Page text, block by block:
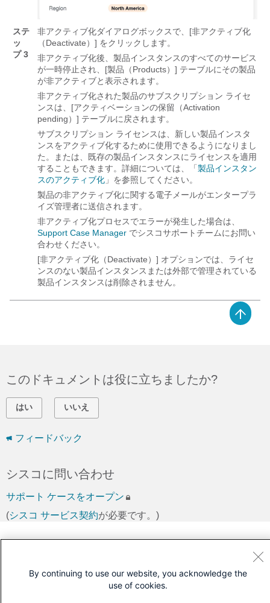
ステ
ッ
プ 3
非アクティブ化ダイアログボックスで、[非アクティブ化
（Deactivate）] をクリックします。
非アクティブ化後、製品インスタンスのすべてのサービス
が一時停止され、[製品（Products）] テーブルにその製品
が非アクティブと表示されます。
非アクティブ化された製品のサブスクリプション ライセ
ンスは、[アクティベーションの保留（Activation
pending）] テーブルに戻されます。
サブスクリプション ライセンスは、新しい製品インスタ
ンスをアクティブ化するために使用できるようになりまし
た。または、既存の製品インスタンスにライセンスを適用
することもできます。詳細については、「 製品インスタン
スのアクティブ化 」を参照してください。
製品の非アクティブ化に関する電子メールがエンタープラ
イズ管理者に送信されます。
非アクティブ化プロセスでエラーが発生した場合は、
Support Case Manager でシスコサポートチームにお問い
合わせください。
[非アクティブ化（Deactivate）] オプションでは、ライセ
ンスのない製品インスタンスまたは外部で管理されている
製品インスタンスは削除されません。
このドキュメントは役に立ちましたか?
はい いいえ
フィードバック
シスコに問い合わせ
サポート ケースをオープン
(シスコ サービス契約が必要です。)
By continuing to use our website, you acknowledge the
use of cookies.